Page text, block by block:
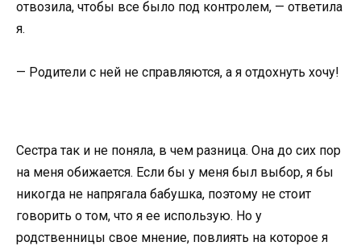
отвозила, чтобы все было под контролем, — ответила
я.
— Родители с ней не справляются, а я отдохнуть хочу!
Сестра так и не поняла, в чем разница. Она до сих пор
на меня обижается. Если бы у меня был выбор, я бы
никогда не напрягала бабушка, поэтому не стоит
говорить о том, что я ее использую. Но у
родственницы свое мнение, повлиять на которое я